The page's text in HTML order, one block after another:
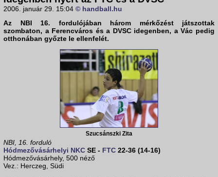
2006. január 29. 15:04 © handball.hu
Az NBI 16. fordulójában három mérkőzést játszottak
szombaton, a Ferencváros és a DVSCidegenben, aVác pedig
otthonában győzte le ellenfelét.
Szucsánszki Zita
NBI, 16. forduló
Hódmezővásárhelyi NKC SE - FTC 22-36 (14-16)
Hódmezővásárhely, 500 néző
Vez.: Herczeg, Südi